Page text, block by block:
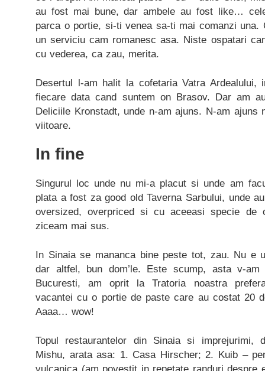
au fost mai bune, dar ambele au fost like…
parca o portie, si-ti venea sa-ti mai comanzi una.
un serviciu cam romanesc asa. Niste ospatari
cu vederea, ca zau, merita.
Desertul l-am halit la cofetaria Vatra Ardealului,
fiecare data cand suntem on Brasov. Dar am
Deliciile Kronstadt, unde n-am ajuns. N-am ajuns
viitoare.
In fine
Singurul loc unde nu mi-a placut si unde am
plata a fost za good old Taverna Sarbului, unde
oversized, overpriced si cu aceeasi specie de
ziceam mai sus.
In Sinaia se mananca bine peste tot, zau. Nu e
dar altfel, bun dom’le. Este scump, asta v-
Bucuresti, am oprit la Tratoria noastra
vacantei cu o portie de paste care au costat 20
Aaaa… wow!
Topul restaurantelor din Sinaia si imprejurimi,
Mishu, arata asa: 1. Casa Hirscher; 2. Kuib –
vulcanica (am povestit in repetate randuri